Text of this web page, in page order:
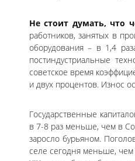
Не стоит думать, что
работников, занятых в
оборудования – в 1,4
постиндустриальные
советское время
и двух процентов. Износ
Государственные
в 7-8 раз меньше, чем в
заросло бурьяном.
селе сегодня меньше, чем